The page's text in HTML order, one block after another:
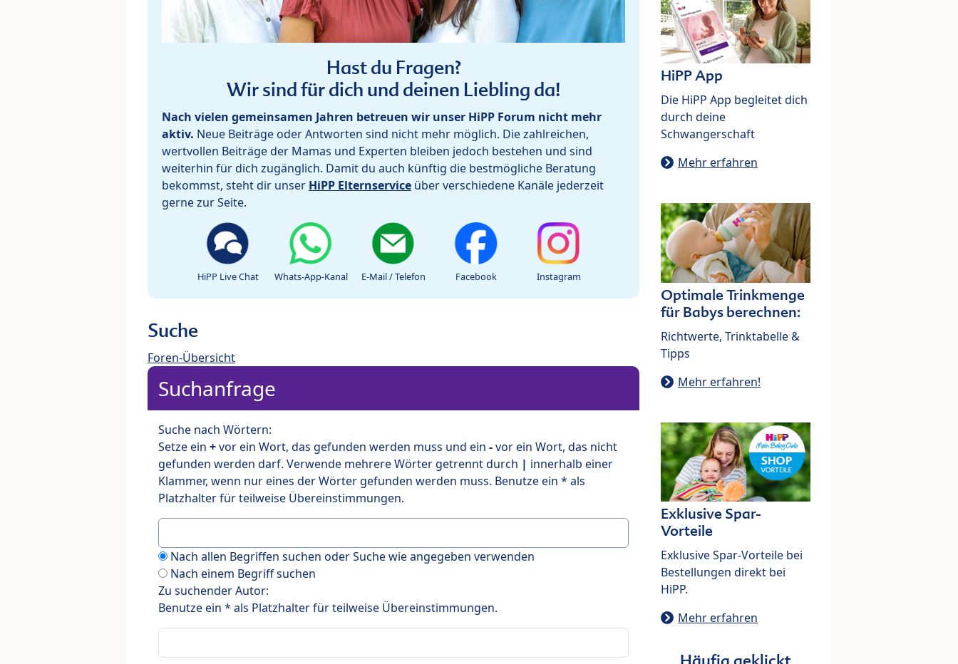
Hast du Fragen?
Wir sind für dich und deinen Liebling da!
Nach vielen gemeinsamen Jahren betreuen wir unser HiPP Forum nicht mehr
aktiv. Neue Beiträge oder Antworten sind nicht mehr möglich. Die zahlreichen,
wertvollen Beiträge der Mamas und Experten bleiben jedoch bestehen und sind
weiterhin für dich zugänglich. Damit du auch künftig die bestmögliche Beratung
bekommst, steht dir unser HiPP Elternservice über verschiedene Kanäle jederzeit
gerne zur Seite.
HiPP Live Chat Whats-App-Kanal E-Mail / Telefon Facebook Instagram
Suche
Foren-Übersicht
Suchanfrage
Suche nach Wörtern:
Setze ein +vor ein Wort, das gefunden werden muss und ein -vor ein Wort, das nicht
gefunden werden darf. Verwende mehrere Wörter getrennt durch | innerhalb einer
Klammer, wenn nur eines der Wörter gefunden werden muss. Benutze ein * als
Platzhalter für teilweise Übereinstimmungen.
Nach allen Begriffen suchen oder Suche wie angegeben verwenden
Nach einem Begriff suchen
Zu suchender Autor:
Benutze ein * als Platzhalter für teilweise Übereinstimmungen.
HiPP App
Die HiPP App begleitet dich
durch deine
Schwangerschaft
Mehr erfahren
Optimale Trinkmenge
für Babys berechnen:
Richtwerte, Trinktabelle &
Tipps
Mehr erfahren!
Exklusive Spar-
Vorteile
Exklusive Spar-Vorteile bei
Bestellungen direkt bei
HiPP.
Mehr erfahren